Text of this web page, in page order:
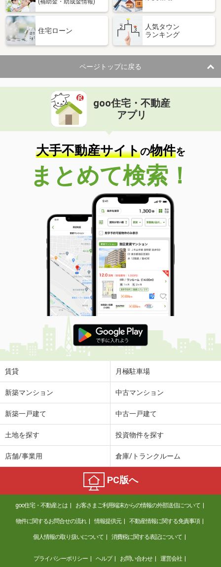
(補助金・助成金情報)
住宅ローン
人気タウン
ランキング
ページトップに戻る
goo住宅・不動産
アプリ
大手不動産サイトの物件を
まとめて検索！
賃貸 月極駐車場
新築マンション 中古マンション
新築一戸建て 中古一戸建て
土地を探す 投資物件を探す
店舗/事業用 倉庫/トランクルーム
PC版へ
goo住宅・不動産とは お客さまご利用端末からの情報の外部送信について
物件に関するお問合せの流れ 情報提供元 不動産情報に関する免責事項
個人情報の取り扱いについて 消費税に関する表記について
プライバシーポリシー ヘルプ お問い合わせ 運営会社